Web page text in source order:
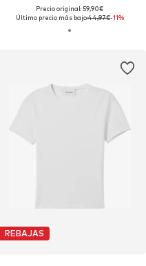
Precio original: 59,90€
Último precio más bajo:44,97€-11%
REBAJAS